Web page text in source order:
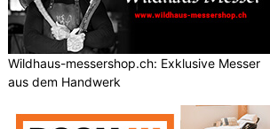
Wildhaus-messershop.ch: Exklusive Messer
aus dem Handwerk